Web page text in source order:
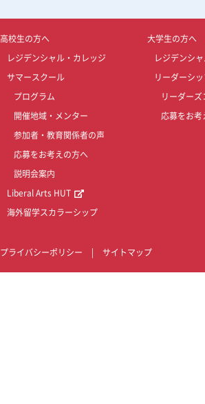
高校生の方へ
レジデンシャル・カレッジ
サマースクール
プログラム
開催地域・メンター
参加者・教育関係者の声
応募をお考えの方へ
説明会案内
Liberal Arts HUT
海外留学スカラーシップ
大学生の方へ
レジデンシ
リーダーシ
リーダーズ
応募をお考
プライバシーポリシー サイトマップ